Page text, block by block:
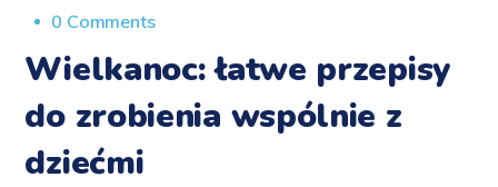
0 Comments
Wielkanoc: łatwe przepisy
do zrobienia wspólnie z
dziećmi